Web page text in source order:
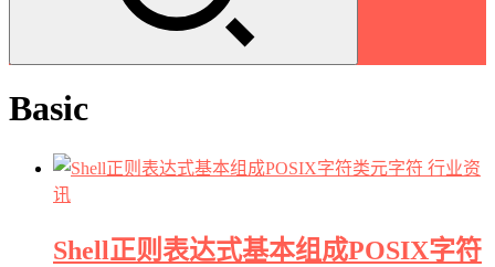
Basic
行业资
讯
Shell正则表达式基本组成POSIX字符